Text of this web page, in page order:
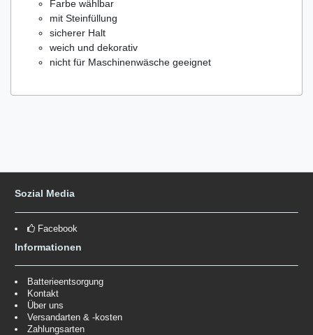
Farbe wählbar
mit Steinfüllung
sicherer Halt
weich und dekorativ
nicht für Maschinenwäsche geeignet
Sozial Media
Facebook
Informationen
Batterieentsorgung
Kontakt
Über uns
Versandarten & -kosten
Zahlungsarten